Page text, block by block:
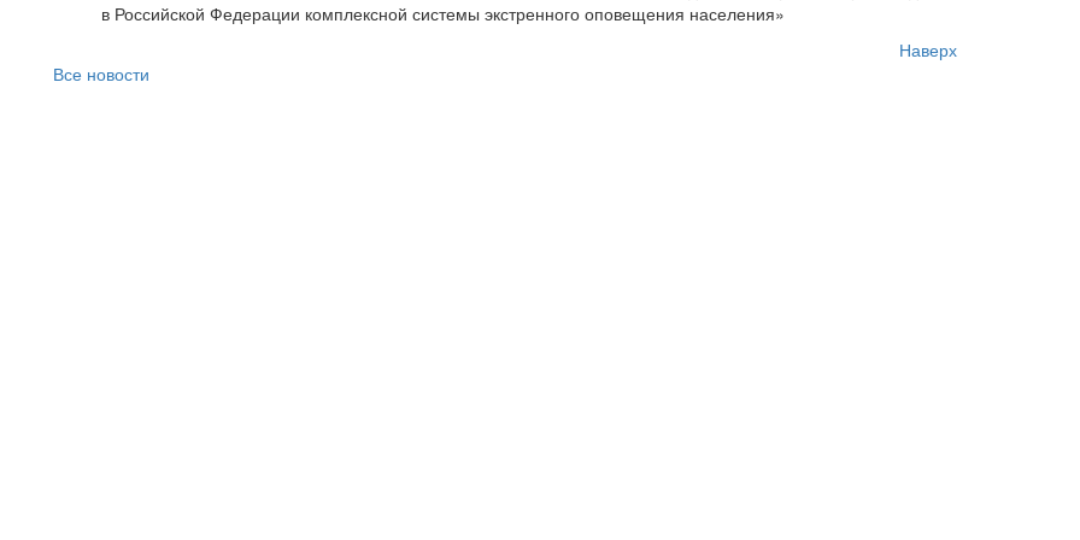
в Российской Федерации комплексной системы экстренного оповещения населения»
Наверх
Все новости